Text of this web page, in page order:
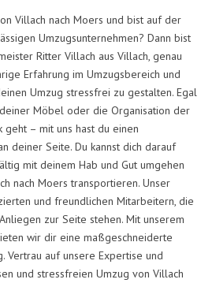
Villach nach Moers und bist auf der
Umzugsunternehmen? Dann bist
Ritter Villach aus Villach, genau
Erfahrung im Umzugsbereich und
Umzug stressfrei zu gestalten. Egal
Möbel oder die Organisation der
– mit uns hast du einen
deiner Seite. Du kannst dich darauf
mit deinem Hab und Gut umgehen
nach Moers transportieren. Unser
und freundlichen Mitarbeitern, die
zur Seite stehen. Mit unserem
wir dir eine maßgeschneiderte
Vertrau auf unsere Expertise und
und stressfreien Umzug von Villach